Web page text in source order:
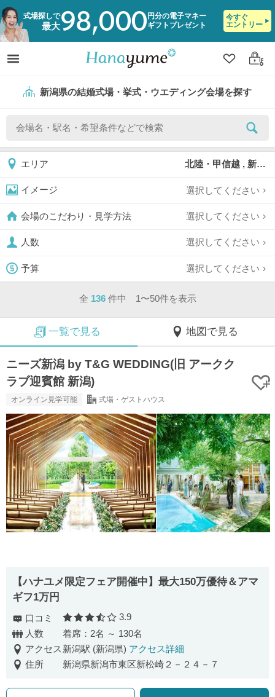
式場探しで
最大98,000 円分の電子マネー
ギフトプレゼント
今すぐ
エントリー
クリップ
ログ
新潟県の結婚式場・挙式・ウエディング会場を探す
エリア 北陸・甲信越 , 新潟県
イメージ 選択してください
会場のこだわり・見学方法 選択してください
人数 選択してください
予算 選択してください
全 136 件中 1〜50件を表示
一覧で見る 地図で見る
ニーズ新潟 by T&G WEDDING(旧 アークク
ラブ迎賓館 新潟)
オンライン見学可能 式場・ゲストハウス
【ハナユメ限定フェア開催中】最⼤150万優待＆アマ
ギフ1万円
口コミ 口コミ評価
3.9
人数
着席：2名 ～ 130名
アクセス 新潟駅 (新潟県) アクセス詳細
住所
新潟県新潟市東区新松崎２－２４－７